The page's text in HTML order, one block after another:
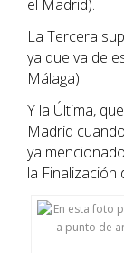
el Madrid).
La Tercera
ya que va de
Málaga).
Y la Última,
Madrid
ya
la Finalización